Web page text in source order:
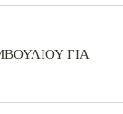
ΓΙΑ